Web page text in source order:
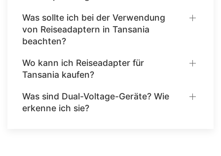
Was sollte ich bei der Verwendung
von Reiseadaptern in Tansania
beachten?
Wo kann ich Reiseadapter für
Tansania kaufen?
Was sind Dual-Voltage-Geräte? Wie
erkenne ich sie?